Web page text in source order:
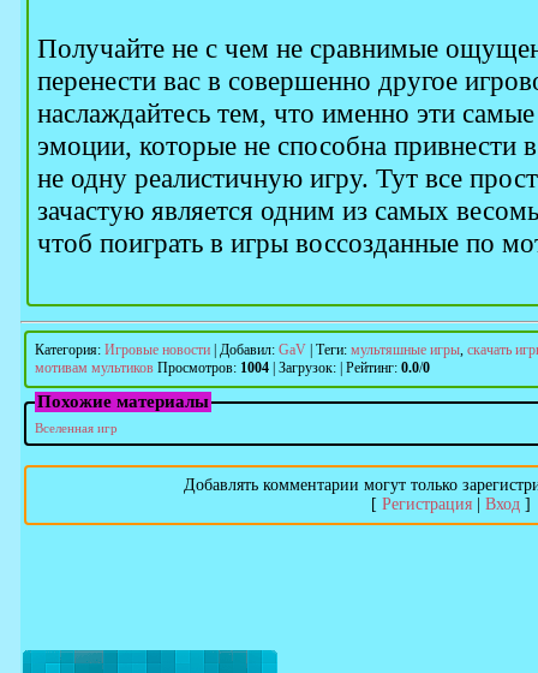
Получайте не с чем не сравнимые
перенести вас в совершенно другое
наслаждайтесь тем, что именно эти
эмоции, которые не способна привнести
не одну реалистичную игру. Тут все
зачастую является одним из самых
чтоб поиграть в игры воссозданные по
Категория: Игровые новости Добавил: GaV Теги: мультяшные игры, скачать
мотивам мультиков Просмотров: 1004 Загрузок: Рейтинг: 0.0/0
Похожие материалы
Вселенная игр
Добавлять комментарии могут только
[ Регистрация| Вход]